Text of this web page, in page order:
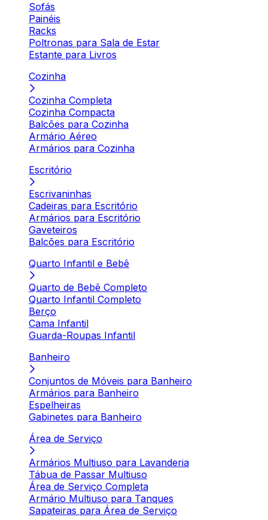
Sofás
Painéis
Racks
Poltronas para Sala de Estar
Estante para Livros
Cozinha
Cozinha Completa
Cozinha Compacta
Balcões para Cozinha
Armário Aéreo
Armários para Cozinha
Escritório
Escrivaninhas
Cadeiras para Escritório
Armários para Escritório
Gaveteiros
Balcões para Escritório
Quarto Infantil e Bebê
Quarto de Bebê Completo
Quarto Infantil Completo
Berço
Cama Infantil
Guarda-Roupas Infantil
Banheiro
Conjuntos de Móveis para Banheiro
Armários para Banheiro
Espelheiras
Gabinetes para Banheiro
Área de Serviço
Armários Multiuso para Lavanderia
Tábua de Passar Multiuso
Área de Serviço Completa
Armário Multiuso para Tanques
Sapateiras para Área de Serviço